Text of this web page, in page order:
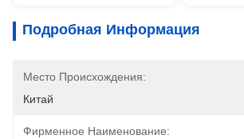
Подробная Информация
Место Происхождения:
Китай
Фирменное Наименование: